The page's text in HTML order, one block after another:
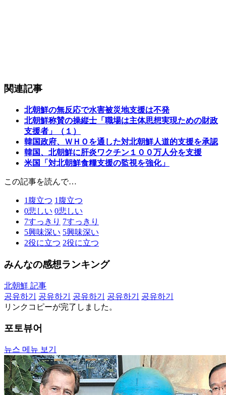
関連記事
北朝鮮の無反応で水害被災地支援は不発
北朝鮮称賛の操縦士「職場は主体思想実現ための財政
支援者」（１）
韓国政府、ＷＨＯを通した対北朝鮮人道的支援を承認
韓国、北朝鮮に肝炎ワクチン１００万人分を支援
米国「対北朝鮮食糧支援の監視を強化」
この記事を読んで…
1 腹立つ 1 腹立つ
0悲しい 0悲しい
7すっきり 7すっきり
5興味深い 5興味深い
2役に立つ 2役に立つ
みんなの感想ランキング
北朝鮮 記事
공유하기
공유하기 공유하기 공유하기
공유하기
リンクコピーが完了しました。
포토뷰어
뉴스 메뉴 보기